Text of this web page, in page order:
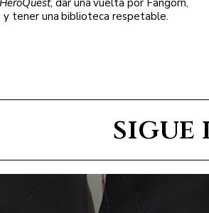
y tener una biblioteca respetable.
sigue